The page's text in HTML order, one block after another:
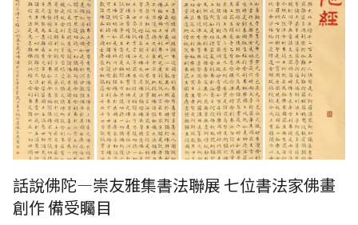
話說佛陀—崇友雅集書法聯展 七位書法家佛畫
創作 備受矚目